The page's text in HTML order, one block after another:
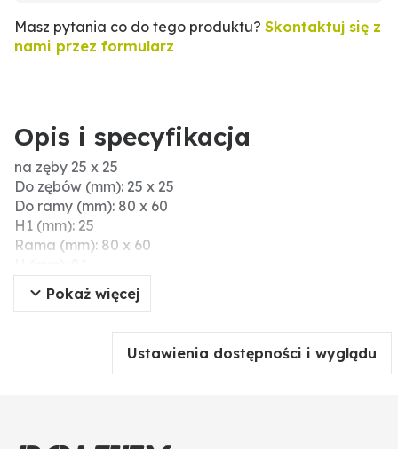
Masz pytania co do tego produktu? Skontaktuj się z
nami przez formularz
Opis i specyfikacja
na zęby 25 x 25
Do zębów (mm): 25 x 25
Do ramy (mm): 80 x 60
H1 (mm): 25
Rama (mm): 80 x 60
Ø D (mm): 17,5
H2 (mm): 26
Pokaż więcej
Ustawienia dostępności i wyglądu